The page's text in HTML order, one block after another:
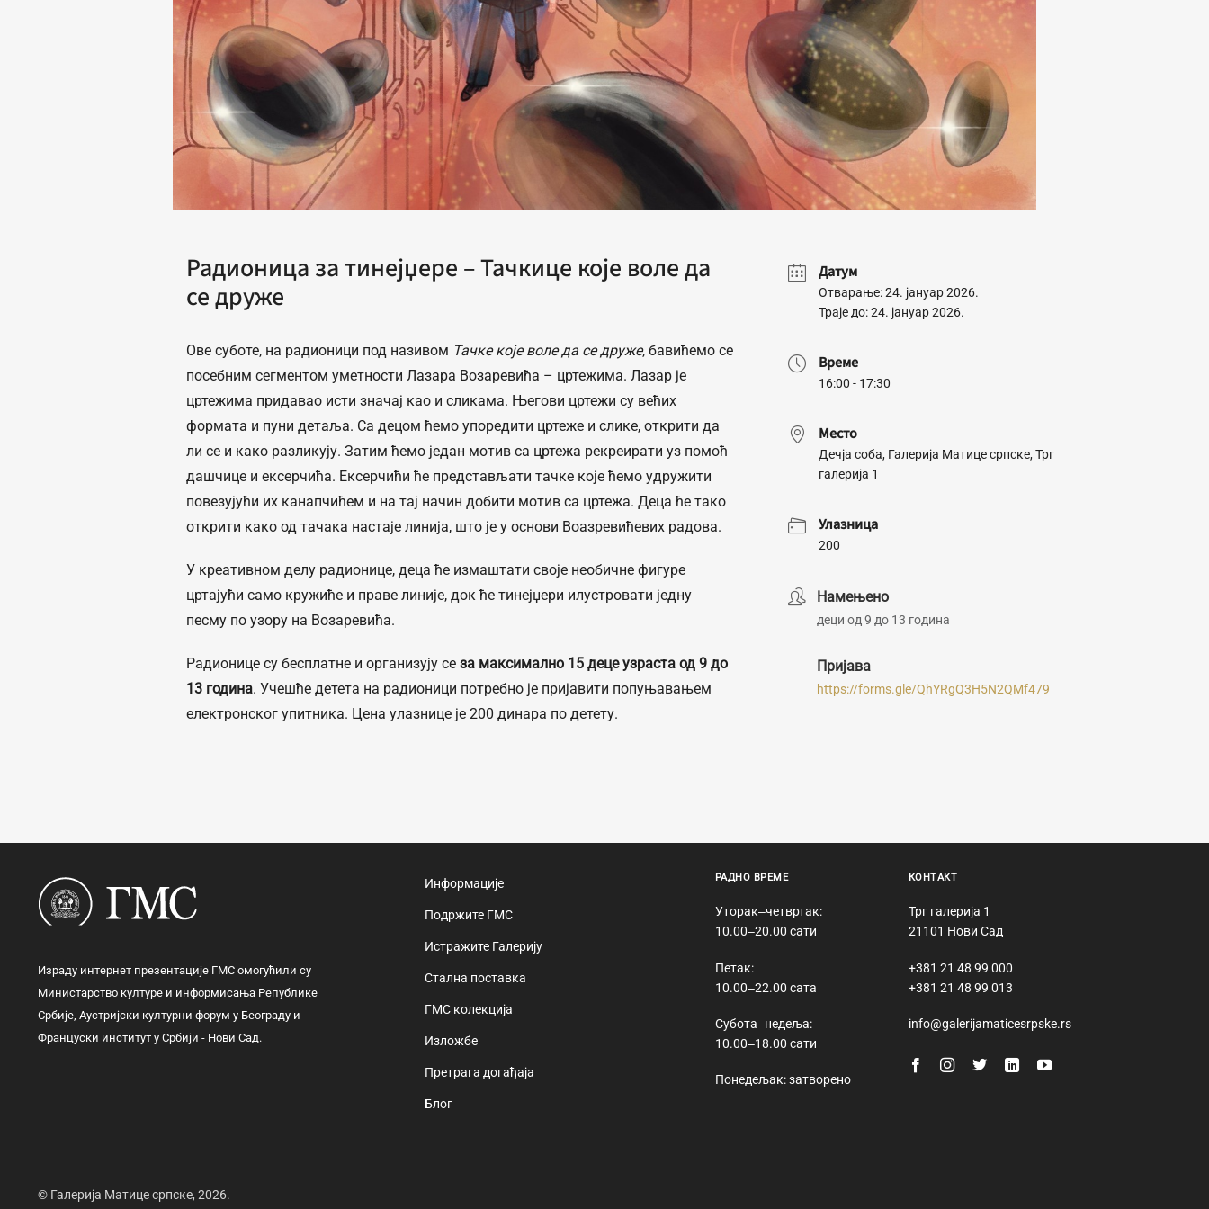
Радионица за тинејџере – Тачкице које воле да
се друже
Ове суботе, на радионици под називом Тачке које воле да се друже, бавићемо се
посебним сегментом уметности Лазара Возаревића – цртежима. Лазар је
цртежима придавао исти значај као и сликама. Његови цртежи су већих
формата и пуни детаља. Са децом ћемо упоредити цртеже и слике, открити да
ли се и како разликују. Затим ћемо један мотив са цртежа рекреирати уз помоћ
дашчице и ексерчића. Ексерчићи ће представљати тачке које ћемо удружити
повезујући их канапчићем и на тај начин добити мотив са цртежа. Деца ће тако
открити како од тачака настаје линија, што је у основи Воазревићевих радова.
У креативном делу радионице, деца ће измаштати своје необичне фигуре
цртајући само кружиће и праве линије, док ће тинејџери илустровати једну
песму по узору на Возаревића.
Радионице су бесплатне и организују се за максимално 15 деце узраста од 9 до
13 година. Учешће детета на радионици потребно је пријавити попуњавањем
електронског упитника. Цена улазнице је 200 динара по детету.
Датум
Отварање: 24. јануар 2026.
Траје до: 24. јануар 2026.
Време
16:00 - 17:30
Место
Дечја соба, Галерија Матице српске, Трг
галерија 1
Улазница
200
Намењено
деци од 9 до 13 година
Пријава
https://forms.gle/QhYRgQ3H5N2QMf479
Израду интернет презентације ГМС омогућили су
Министарство културе и информисања Републике
Србије, Аустријски културни форум у Београду и
Француски институт у Србији - Нови Сад.
Информације
Подржите ГМС
Истражите Галерију
Стална поставка
ГМС колекција
Изложбе
Претрага догађаја
Блог
РАДНО ВРЕМЕ
Уторак‒четвртак:
10.00‒20.00 сати
Петак:
10.00‒22.00 сата
Субота‒недеља:
10.00‒18.00 сати
Понедељак: затворено
КОНТАКТ
Трг галерија 1
21101 Нови Сад
+381 21 48 99 000
+381 21 48 99 013
info@galerijamaticesrpske.rs
© Галерија Матице српске, 2026.